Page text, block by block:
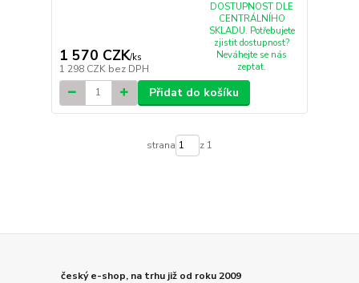
1 570 CZK/ks
1 298 CZK bez DPH
DOSTUPNOST DLE
CENTRÁLNÍHO
SKLADU. Potřebujete
zjistit dostupnost?
Neváhejte se nás
zeptat.
Přidat do košíku
strana z 1
český e-shop, na trhu již od roku 2009